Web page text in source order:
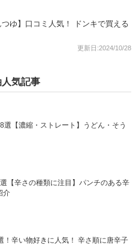
つゆ】口コミ人気！ ドンキで買える
更新日:2024/10/28
気記事
選【濃縮・ストレート】うどん・そう
【辛さの種類に注目】パンチのある辛
介
！辛い物好きに人気！ 辛さ順に唐辛子